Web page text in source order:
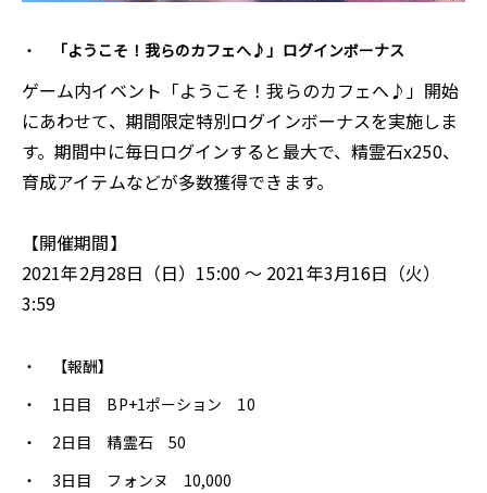
「ようこそ！我らのカフェへ♪」ログインボーナス
ゲーム内イベント「ようこそ！我らのカフェへ♪」開始
にあわせて、期間限定特別ログインボーナスを実施しま
す。期間中に毎日ログインすると最大で、精霊石x250、
育成アイテムなどが多数獲得できます。
【開催期間】
2021年2月28日（日）15:00 〜 2021年3月16日（火）
3:59
【報酬】
1日目 BP+1ポーション 10
2日目 精霊石 50
3日目 フォンヌ 10,000